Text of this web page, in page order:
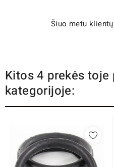
Šiuo metu
Kitos 4 prekės toje
kategorijoje: